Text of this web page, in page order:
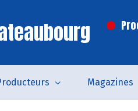
Magazines